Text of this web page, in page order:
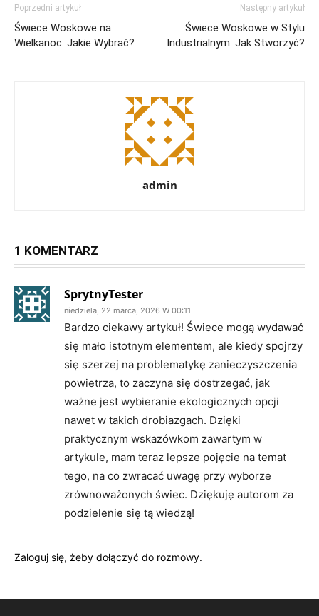
Poprzedni artykuł
Świece Woskowe na
Wielkanoc: Jakie Wybrać?
Następny artykuł
Świece Woskowe w Stylu
Industrialnym: Jak Stworzyć?
admin
1 KOMENTARZ
SprytnyTester
niedziela, 22 marca, 2026 W 00:11
Bardzo ciekawy artykuł! Świece mogą wydawać
się mało istotnym elementem, ale kiedy spojrzy
się szerzej na problematykę zanieczyszczenia
powietrza, to zaczyna się dostrzegać, jak
ważne jest wybieranie ekologicznych opcji
nawet w takich drobiazgach. Dzięki
praktycznym wskazówkom zawartym w
artykule, mam teraz lepsze pojęcie na temat
tego, na co zwracać uwagę przy wyborze
zrównoważonych świec. Dziękuję autorom za
podzielenie się tą wiedzą!
Zaloguj się, żeby dołączyć do rozmowy.